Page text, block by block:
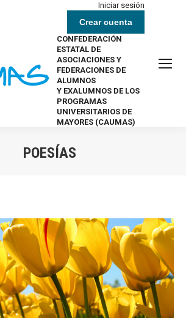
Iniciar sesión
Crear cuenta
CONFEDERACIÓN
ESTATAL DE
ASOCIACIONES Y
FEDERACIONES DE
ALUMNOS
Y EXALUMNOS DE LOS
PROGRAMAS
UNIVERSITARIOS DE
MAYORES (CAUMAS)
POESÍAS